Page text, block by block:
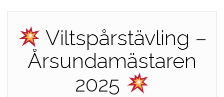
Viltspårstävling –
Årsundamästaren
2025